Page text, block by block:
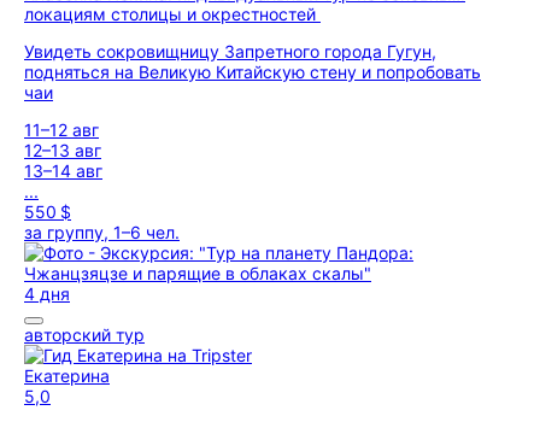
локациям столицы и окрестностей
Увидеть сокровищницу Запретного города Гугун,
подняться на Великую Китайскую стену и попробовать
чаи
11–12 авг
12–13 авг
13–14 авг
...
550 $
за группу, 1–6 чел.
4 дня
авторский тур
Екатерина
5,0